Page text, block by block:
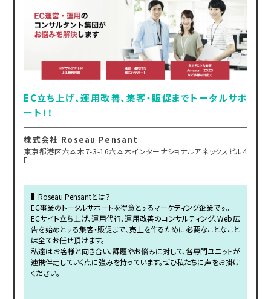
EC立ち上げ、運用改善、集客・販促までトータルサポ
ート！！
株式会社 Roseau Pensant
東京都港区六本木7-3-16六本木インターナショナルアネックスビル4
F
▌Roseau Pensantとは？
EC事業のトータルサポートを得意とするマーケティング企業です。
ECサイト立ち上げ、運用代行、運用改善のコンサルティング、Web広
告を始めとする集客・販促まで、売上を作るために必要なことなこと
は全てお任せ頂けます。
私達はお客様と向き合い、課題やお悩みに対して、各専門ユニットが
連携伴走していく点に強みを持っています。ぜひ私たちに声をお掛け
ください。